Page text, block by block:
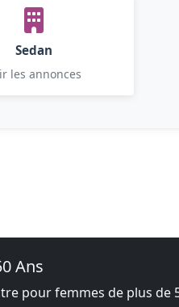
Sedan
les annonces
Ans
pour femmes de plus de